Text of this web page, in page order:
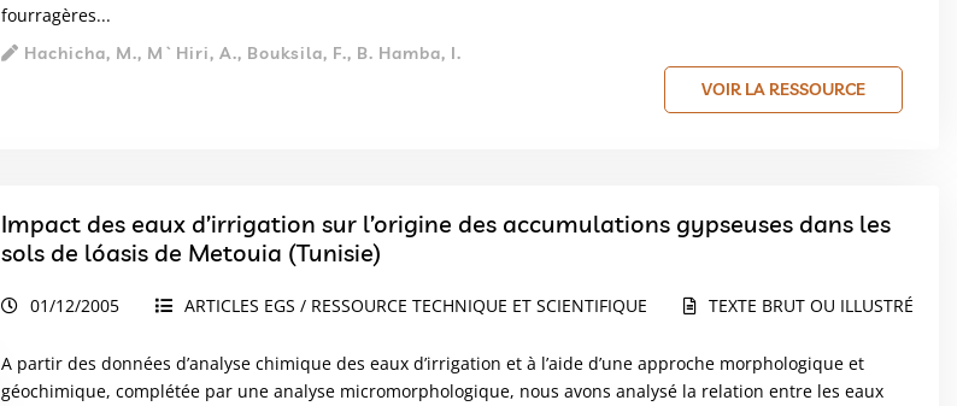
fourragères...
Hachicha, M., M`Hiri, A., Bouksila, F., B. Hamba, I.
VOIR LA RESSOURCE
Impact des eaux d’irrigation sur l’origine des accumulations gypseuses dans les
sols de lóasis de Metouia (Tunisie)
01/12/2005 ARTICLES EGS / RESSOURCE TECHNIQUE ET SCIENTIFIQUE TEXTE BRUT OU ILLUSTRÉ
A partir des données d’analyse chimique des eaux d’irrigation et à l’aide d’une approche morphologique et
géochimique, complétée par une analyse micromorphologique, nous avons analysé la relation entre les eaux